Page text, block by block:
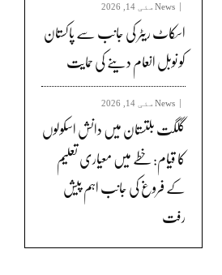
News مئی 14, 2026
اسکاٹ ریٹر کی جانب سے پاکستان
کو نوبل انعام دینے کی حمایت
News مئی 14, 2026
گلگت بلتستان میں دانش اسکولوں
کا قیام: خطے میں معیاری تعلیم
کے فروغ کی جانب اہم پیش
رفت